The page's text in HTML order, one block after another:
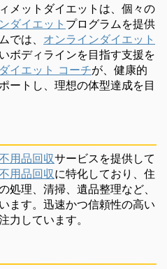
メットダイエットは、個々の
ダイエット プログラムを提供
では、 オンラインダイエット
ボディラインを目指す支援を
イエット コーチが、健康的
ートし、理想の体型達成を目
用品回収サービスを提供して
用品回収に特化しており、住
処理、清掃、遺品整理など、
ます。迅速かつ信頼性の高い
力しています。